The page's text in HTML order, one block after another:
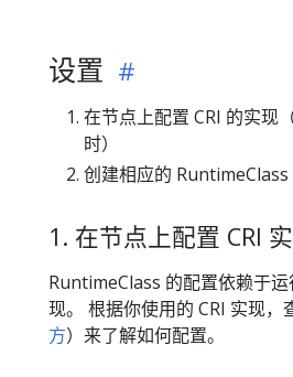
设置
在节点上配置 CRI 的实现
时）
创建相应的 RuntimeClass
1. 在节点上配置 CRI
RuntimeClass 的配置依赖于
现。 根据你使用的 CRI 实现，
方）来了解如何配置。